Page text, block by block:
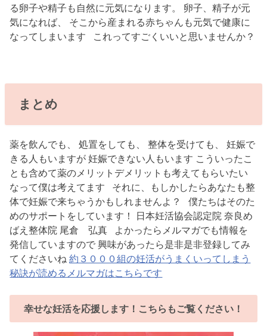
る卵子や精子も自然に元気になります。 卵子、精子が元
気になれば、 そこから産まれる赤ちゃんも元気で健康に
なってしまいます これってすごくいいと思いませんか？
まとめ
薬を飲んでも、 処置をしても、 整体を受けても、 妊娠で
きる人もいますが 妊娠できない人もいます こういったこ
とも含めて薬のメリットデメリットも考えてもらいたい
なって僕は考えてます それに、もしかしたらあなたも整
体で妊娠で来ちゃうかもしれませんよ？ 僕たちはそのた
めのサポートをしています！ 日本妊活協会認定院 奈良め
ばえ整体院 尾倉 弘真 よかったらメルマガでも情報を
発信していますので 興味があったら是非是非登録してみ
てくださいね約３０００組の妊活がうまくいってしまう
秘訣が読めるメルマガはこちらです
幸せな妊活を応援します！こちらもご覧ください！